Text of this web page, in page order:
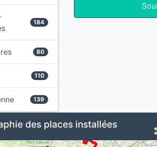
184
80
110
139
des places installées